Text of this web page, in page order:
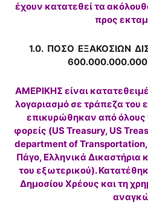
έχουν κατατεθεί τα
προς
1.0. ΠΟΣΟ ΕΞΑΚΟΣΙΩΝ
ΑΜΕΡΙΚΗΣ είναι
λογαριασμό σε τράπεζα του
επικυρώθηκαν από όλους
φορείς (US Treasury, US
department of
Πάγο, Ελληνικά Δικαστήρια
του εξωτερικού).
Δημοσίου Χρέους και τη